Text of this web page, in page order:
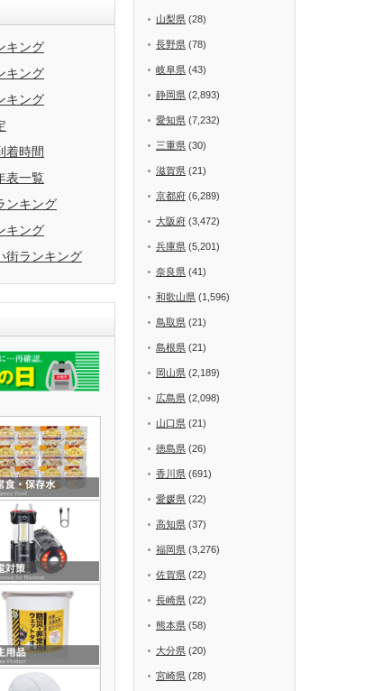
キング
キング
キング
着時間
表一覧
ンキング
キング
街ランキング
山梨県 (28)
長野県 (78)
岐阜県 (43)
静岡県 (2,893)
愛知県 (7,232)
三重県 (30)
滋賀県 (21)
京都府 (6,289)
大阪府 (3,472)
兵庫県 (5,201)
奈良県 (41)
和歌山県 (1,596)
鳥取県 (21)
島根県 (21)
岡山県 (2,189)
広島県 (2,098)
山口県 (21)
徳島県 (26)
香川県 (691)
愛媛県 (22)
高知県 (37)
福岡県 (3,276)
佐賀県 (22)
長崎県 (22)
熊本県 (58)
大分県 (20)
宮崎県 (28)